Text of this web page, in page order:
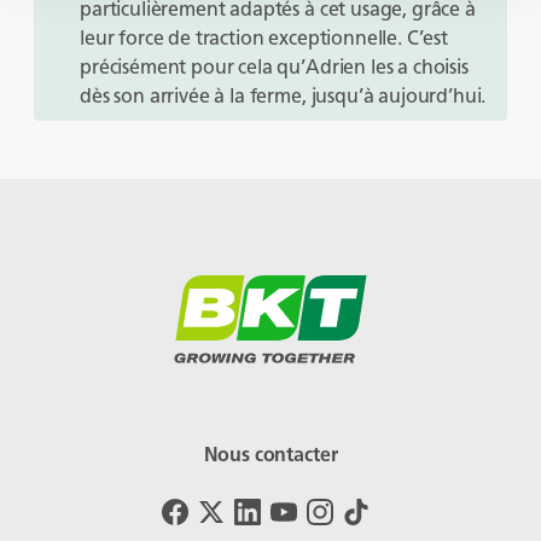
particulièrement adaptés à cet usage, grâce à
leur force de traction exceptionnelle. C’est
précisément pour cela qu’Adrien les a choisis
dès son arrivée à la ferme, jusqu’à aujourd’hui.
Nous contacter